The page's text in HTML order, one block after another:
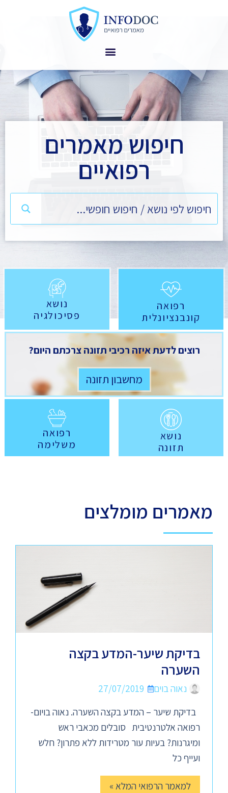
חיפוש מאמרים
רפואיים
רפואה
קונבנציונלית
נושא
פסיכולגיה
רוצים לדעת איזה רכיבי תזונה צרכתם היום?
מחשבון תזונה
נושא
תזונה
רפואה
משלימה
מאמרים מומלצים
בדיקת שיער-המדע בקצה
השערה
נאוה בוים
27/07/2019
בדיקת שיער – המדע בקצה השערה. נאוה בויום-
רפואה אלטרנטיבית סובלים מכאבי ראש
ומיגרנות? בעיות עור מטרידות ללא פתרון? חלש
ועייף כל
למאמר הרפואי המלא »